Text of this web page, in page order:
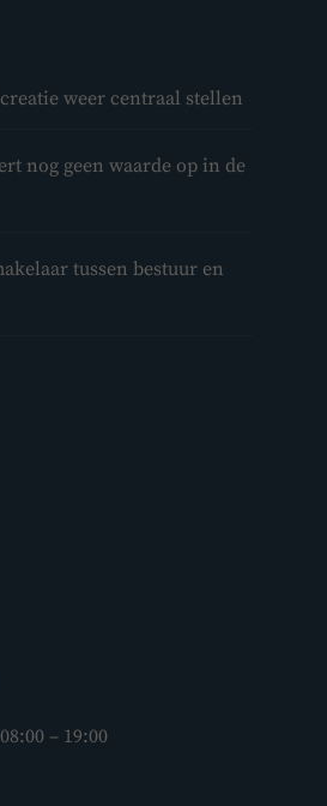
weer centraal stellen
nog geen waarde op in de
tussen bestuur en
– 19:00